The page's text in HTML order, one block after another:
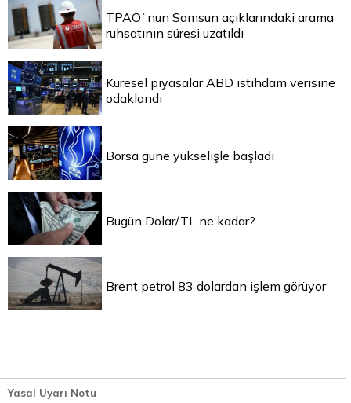
TPAO`nun Samsun açıklarındaki arama
ruhsatının süresi uzatıldı
Küresel piyasalar ABD istihdam verisine
odaklandı
Borsa güne yükselişle başladı
Bugün Dolar/TL ne kadar?
Brent petrol 83 dolardan işlem görüyor
Yasal Uyarı Notu